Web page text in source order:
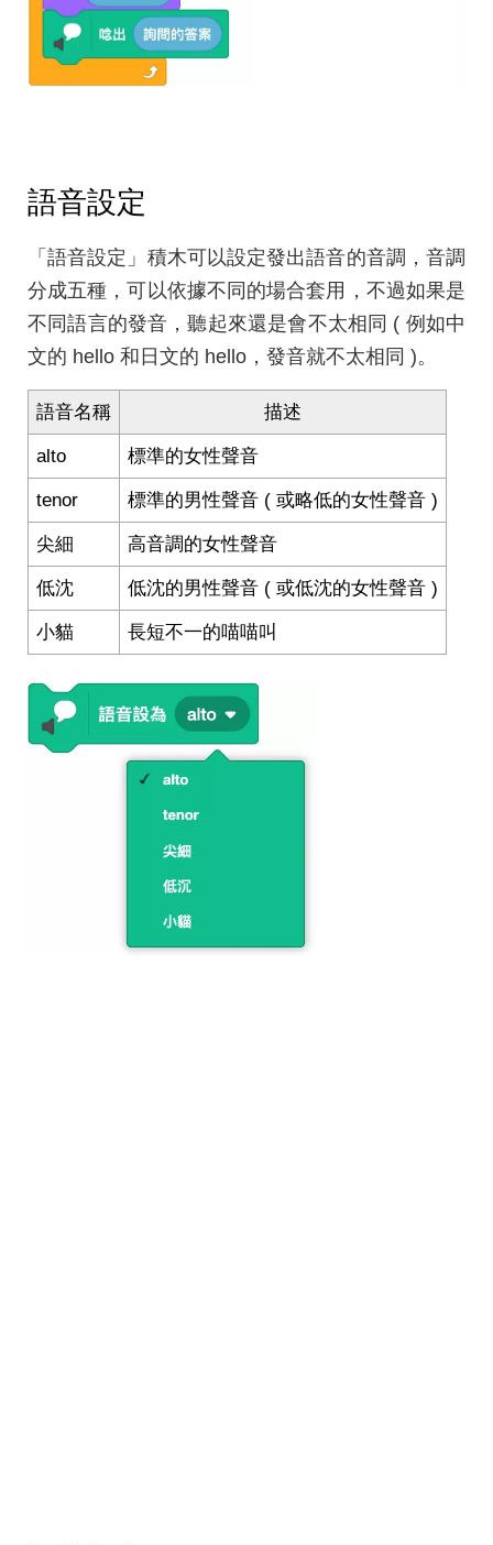
語音設定
「語音設定」積木可以設定發出語音的音調，音調
分成五種，可以依據不同的場合套用，不過如果是
不同語言的發音，聽起來還是會不太相同 ( 例如中
文的 hello 和日文的 hello，發音就不太相同 )。
語音名稱 描述
alto 標準的女性聲音
tenor 標準的男性聲音 ( 或略低的女性聲音 )
尖細 高音調的女性聲音
低沈 低沈的男性聲音 ( 或低沈的女性聲音 )
小貓 長短不一的喵喵叫